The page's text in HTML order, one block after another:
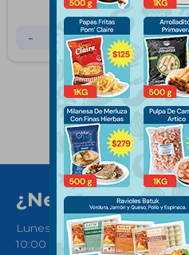
$ 145
- +
¿Necesitas
Lunes a Sábados de 08:30 a
10:00 a 14:00